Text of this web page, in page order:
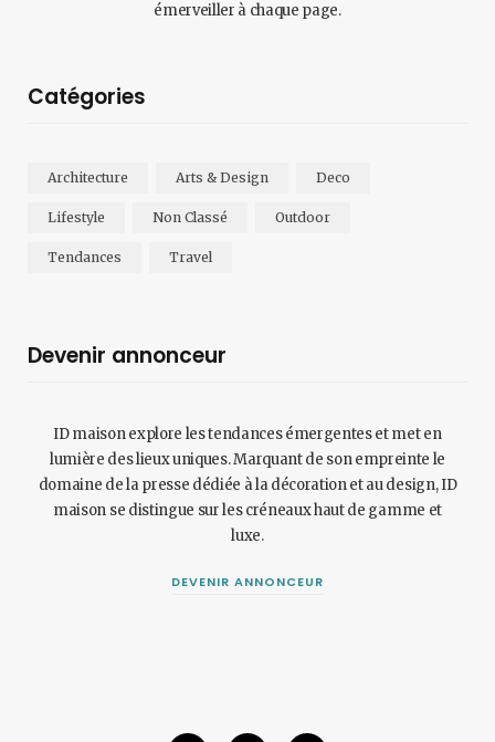
émerveiller à chaque page.
Catégories
Architecture Arts & Design Deco
Lifestyle Non Classé Outdoor
Tendances Travel
Devenir annonceur
ID maison explore les tendances émergentes et met en
lumière des lieux uniques. Marquant de son empreinte le
domaine de la presse dédiée à la décoration et au design, ID
maison se distingue sur les créneaux haut de gamme et
luxe.
DEVENIR ANNONCEUR